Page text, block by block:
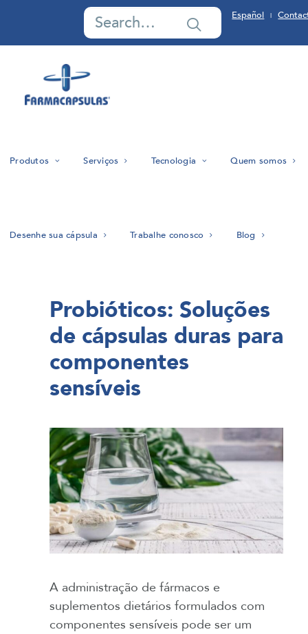
Español |
Produtos Serviços Tecnologia Quem somos
Desenhe sua cápsula Trabalhe conosco Blog
Probióticos: Soluções
de cápsulas duras para
componentes
sensíveis
A administração de fármacos e
suplementos dietários formulados com
componentes sensíveis pode ser um